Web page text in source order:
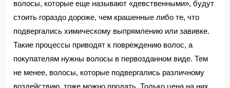
волосы, которые еще называют «девственными», будут
стоить гораздо дороже, чем крашенные либо те, что
подвергались химическому выпрямлению или завивке.
Такие процессы приводят к повреждению волос, а
покупателям нужны волосы в первозданном виде. Тем
не менее, волосы, которые подвергались различному
воздействию, тоже можно продать. Только цена на них